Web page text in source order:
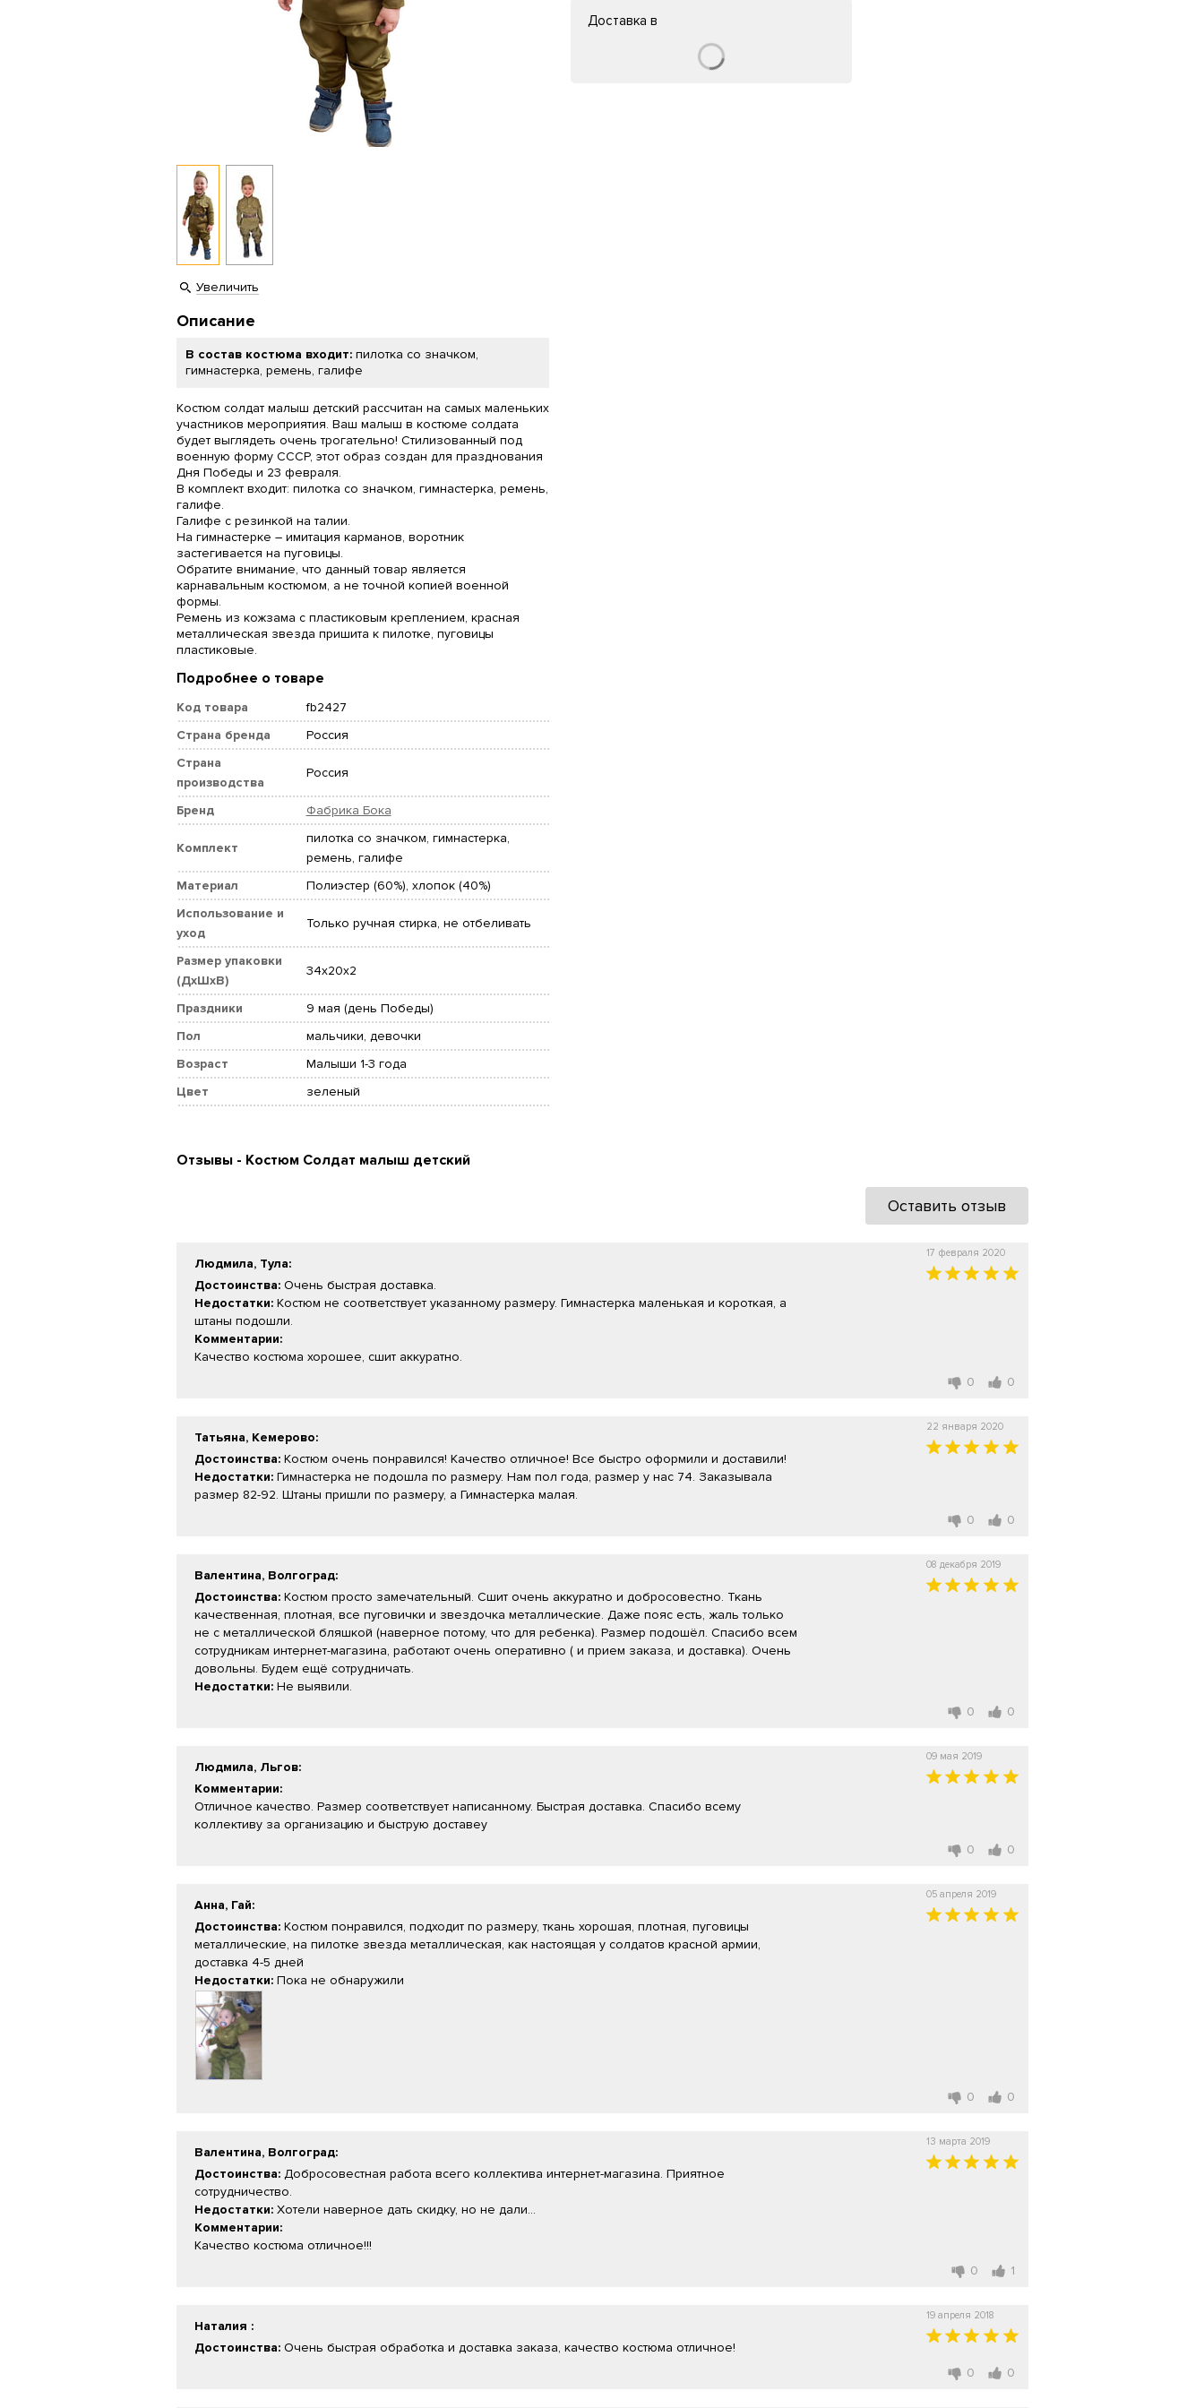
Увеличить
Доставка в
Описание
В состав костюма входит: пилотка со значком,
гимнастерка, ремень, галифе
Костюм солдат малыш детский рассчитан на самых маленьких
участников мероприятия. Ваш малыш в костюме солдата
будет выглядеть очень трогательно! Стилизованный под
военную форму СССР, этот образ создан для празднования
Дня Победы и 23 февраля.
В комплект входит: пилотка со значком, гимнастерка, ремень,
галифе.
Галифе с резинкой на талии.
На гимнастерке – имитация карманов, воротник
застегивается на пуговицы.
Обратите внимание, что данный товар является
карнавальным костюмом, а не точной копией военной
формы.
Ремень из кожзама с пластиковым креплением, красная
металлическая звезда пришита к пилотке, пуговицы
пластиковые.
Подробнее о товаре
Код товара
fb2427
Страна бренда
Россия
Страна
производства
Россия
Бренд Фабрика Бока
Комплект
пилотка со значком, гимнастерка,
ремень, галифе
Материал
Полиэстер (60%), хлопок (40%)
Использование и
уход
Только ручная стирка, не отбеливать
Размер упаковки
(ДхШхВ)
34x20x2
Праздники
9 мая (день Победы)
Пол
мальчики, девочки
Возраст
Малыши 1-3 года
Цвет
зеленый
Отзывы - Костюм Солдат малыш детский
Оставить отзыв
Людмила, Тула:
Достоинства:Очень быстрая доставка.
Недостатки:Костюм не соответствует указанному размеру. Гимнастерка маленькая и короткая, а
штаны подошли.
Комментарии:
Качество костюма хорошее, сшит аккуратно.
17 февраля 2020
0 0
Татьяна, Кемерово:
Достоинства:Костюм очень понравился! Качество отличное! Все быстро оформили и доставили!
Недостатки:Гимнастерка не подошла по размеру. Нам пол года, размер у нас 74. Заказывала
размер 82-92. Штаны пришли по размеру, а Гимнастерка малая.
22 января 2020
0 0
Валентина, Волгоград:
Достоинства:Костюм просто замечательный. Сшит очень аккуратно и добросовестно. Ткань
качественная, плотная, все пуговички и звездочка металлические. Даже пояс есть, жаль только
не с металлической бляшкой (наверное потому, что для ребенка). Размер подошёл. Спасибо всем
сотрудникам интернет-магазина, работают очень оперативно ( и прием заказа, и доставка). Очень
довольны. Будем ещё сотрудничать.
Недостатки:Не выявили.
08 декабря 2019
0 0
Людмила, Льгов:
Комментарии:
Отличное качество. Размер соответствует написанному. Быстрая доставка. Спасибо всему
коллективу за организацию и быструю доставеу
09 мая 2019
0 0
Анна, Гай:
Достоинства:Костюм понравился, подходит по размеру, ткань хорошая, плотная, пуговицы
металлические, на пилотке звезда металлическая, как настоящая у солдатов красной армии,
доставка 4-5 дней
Недостатки:Пока не обнаружили
05 апреля 2019
0 0
Валентина, Волгоград:
Достоинства:Добросовестная работа всего коллектива интернет-магазина. Приятное
сотрудничество.
Недостатки:Хотели наверное дать скидку, но не дали...
Комментарии:
Качество костюма отличное!!!
13 марта 2019
0 1
Наталия :
Достоинства:Очень быстрая обработка и доставка заказа, качество костюма отличное!
19 апреля 2018
0 0